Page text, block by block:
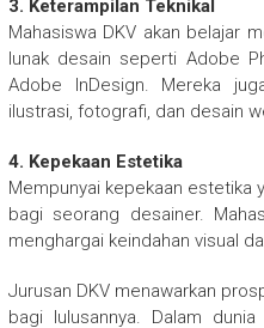
3. Keterampilan Teknikal
Mahasiswa DKV akan belajar
lunak desain seperti Adobe
Adobe InDesign. Mereka
ilustrasi, fotografi, dan desain
4. Kepekaan Estetika
Mempunyai kepekaan estetika
bagi seorang desainer.
menghargai keindahan visual
Jurusan DKV menawarkan
bagi lulusannya. Dalam